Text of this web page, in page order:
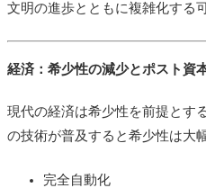
文明の進歩とともに複雑化する
経済：希少性の減少とポスト資
現代の経済は希少性を前提とす
の技術が普及すると希少性は大
完全自動化